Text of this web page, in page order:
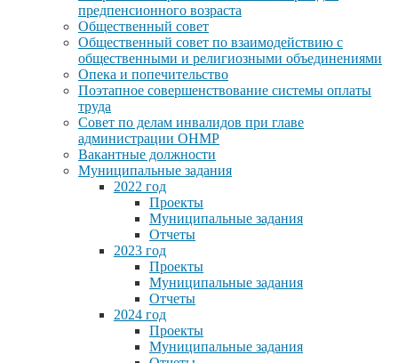
предпенсионного возраста
Общественный совет
Общественный совет по взаимодействию с
общественными и религиозными объединениями
Опека и попечительство
Поэтапное совершенствование системы оплаты
труда
Совет по делам инвалидов при главе
администрации ОНМР
Вакантные должности
Муниципальные задания
2022 год
Проекты
Муниципальные задания
Отчеты
2023 год
Проекты
Муниципальные задания
Отчеты
2024 год
Проекты
Муниципальные задания